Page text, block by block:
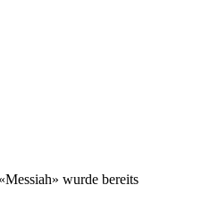
wurde bereits